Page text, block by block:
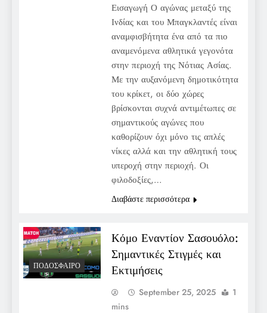
Εισαγωγή Ο αγώνας μεταξύ της
Ινδίας και του Μπαγκλαντές είναι
αναμφισβήτητα ένα από τα πιο
αναμενόμενα αθλητικά γεγονότα
στην περιοχή της Νότιας Ασίας.
Με την αυξανόμενη δημοτικότητα
του κρίκετ, οι δύο χώρες
βρίσκονται συχνά αντιμέτωπες σε
σημαντικούς αγώνες που
καθορίζουν όχι μόνο τις απλές
νίκες αλλά και την αθλητική τους
υπεροχή στην περιοχή. Οι
φιλοδοξίες,…
Διαβάστε περισσότερα
ΠΟΔΌΣΦΑΙΡΟ
Κόμο Εναντίον Σασουόλο:
Σημαντικές Στιγμές και
Εκτιμήσεις
September 25, 2025
1
mins